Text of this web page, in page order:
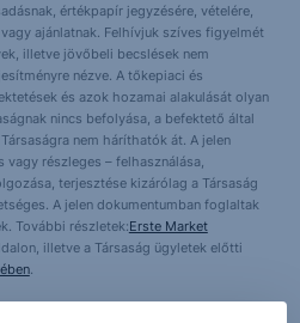
értékpapír jegyzésére, vételére,
ajánlatnak. Felhívjuk szíves figyelmét
illetve jövőbeli becslések nem
nézve. A tőkepiaci és
és azok hozamai alakulását olyan
nincs befolyása, a befektető által
nem háríthatók át. A jelen
részleges – felhasználása,
terjesztése kizárólag a Társaság
A jelen dokumentumban foglaltak
További részletek:Erste Market
illetve a Társaság ügyletek előtti
.